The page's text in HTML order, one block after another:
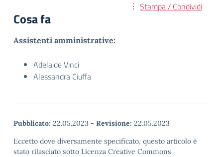
Stampa / Condividi
Cosa fa
Assistenti amministrative:
Adelaide Vinci
Alessandra Ciuffa
Pubblicato: 22.05.2023 - Revisione: 22.05.2023
Eccetto dove diversamente specificato, questo articolo è
stato rilasciato sotto Licenza Creative Commons